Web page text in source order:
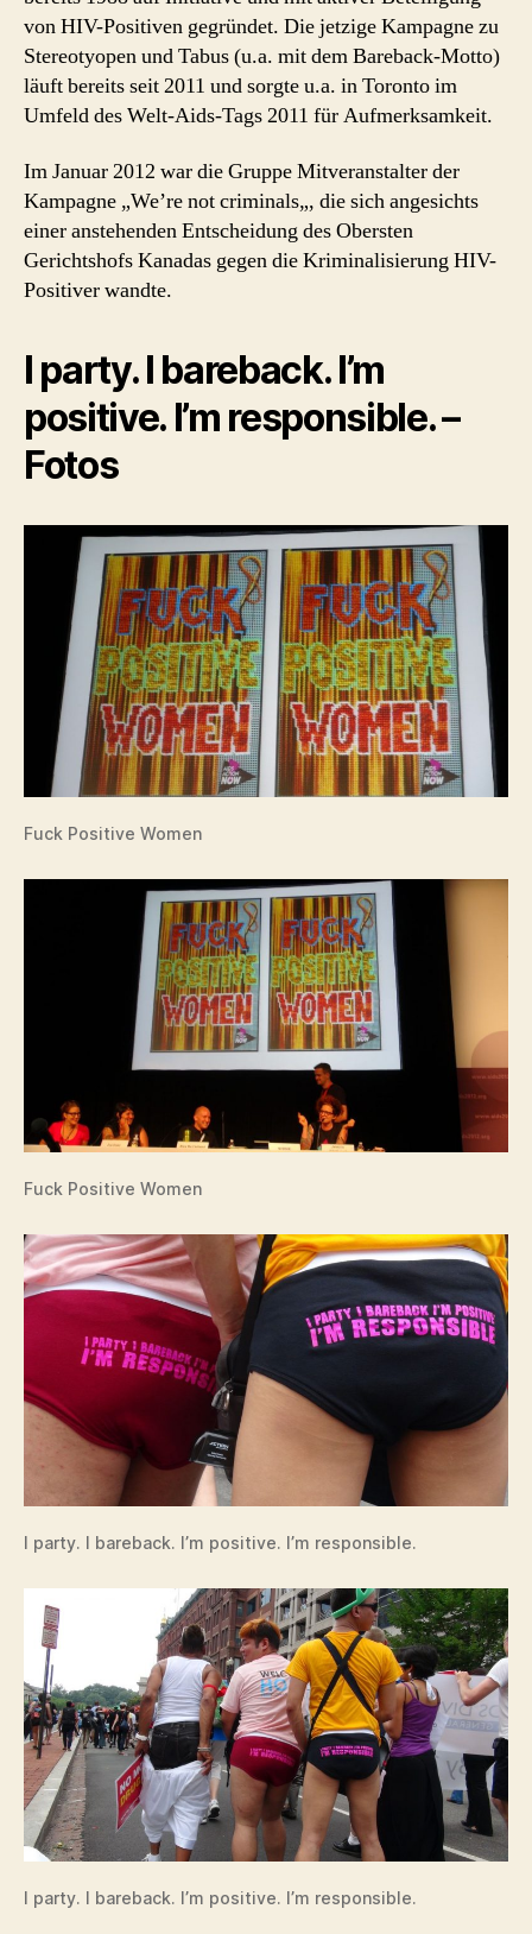
von HIV-Positiven gegründet. Die jetzige Kampagne zu
Stereotyopen und Tabus (u.a. mit dem Bareback-Motto)
läuft bereits seit 2011 und sorgte u.a. in Toronto im
Umfeld des Welt-Aids-Tags 2011 für Aufmerksamkeit.
Im Januar 2012 war die Gruppe Mitveranstalter der
Kampagne „We’re not criminals„, die sich angesichts
einer anstehenden Entscheidung des Obersten
Gerichtshofs Kanadas gegen die Kriminalisierung HIV-
Positiver wandte.
I party. I bareback. I’m
positive. I’m responsible. –
Fotos
Fuck Positive Women
Fuck Positive Women
I party. I bareback. I’m positive. I’m responsible.
I party. I bareback. I’m positive. I’m responsible.